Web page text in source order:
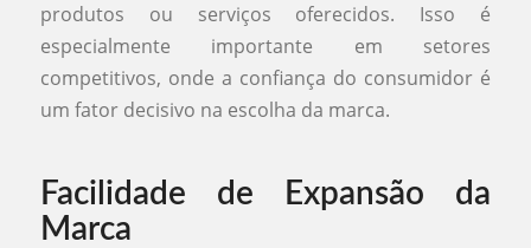
produtos ou serviços oferecidos. Isso é
especialmente importante em setores
competitivos, onde a confiança do consumidor é
um fator decisivo na escolha da marca.
Facilidade de Expansão da
Marca